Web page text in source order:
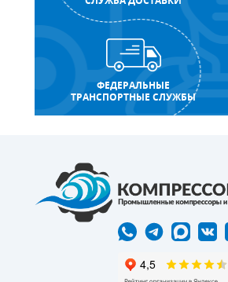
ФЕДЕРАЛЬНЫЕ
ТРАНСПОРТНЫЕ СЛУЖБЫ